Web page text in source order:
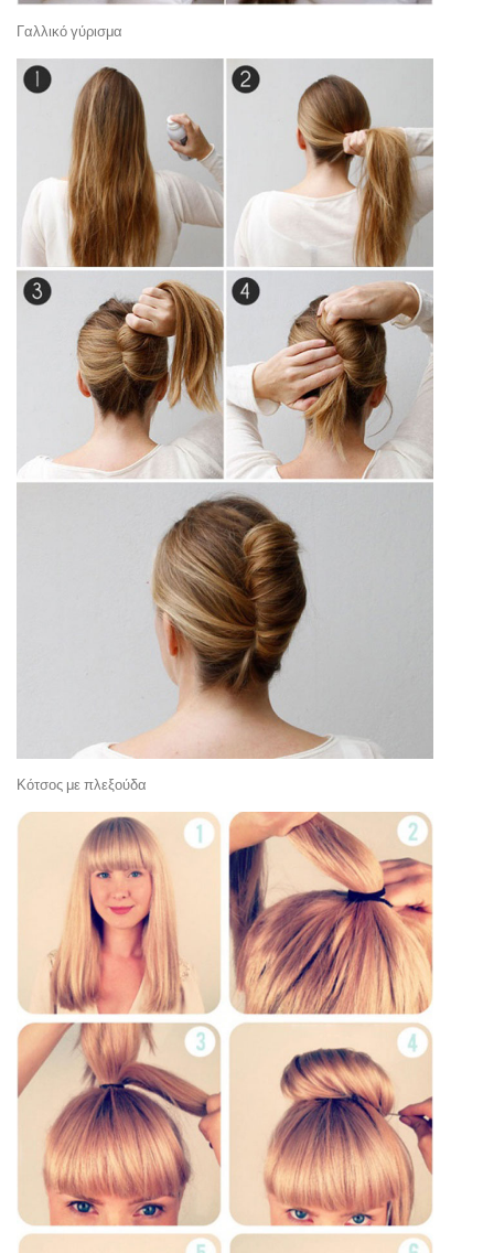
Γαλλικό γύρισμα
Κότσος με πλεξούδα